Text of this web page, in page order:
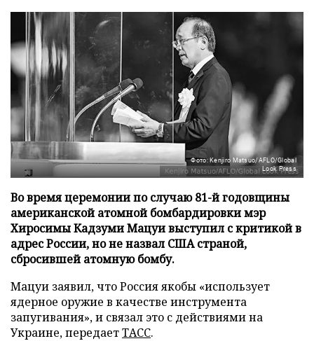
Фото: Kenjiro Matsuo/AFLO/Global
Look Press
Во время церемонии по случаю 81-й годовщины
американской атомной бомбардировки мэр
Хиросимы Кадзуми Мацуи выступил с критикой в
адрес России, но не назвал США страной,
сбросившей атомную бомбу.
Мацуи заявил, что Россия якобы «использует
ядерное оружие в качестве инструмента
запугивания», и связал это с действиями на
Украине, передаетТАСС.